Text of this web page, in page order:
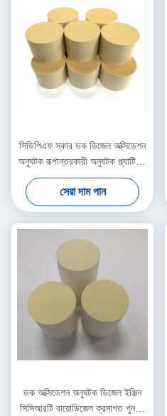
সিডিপিএফ স্কার ডক ডিজেল অক্সিডেশন
অনুঘটক রূপান্তরকারী অনুঘটক প্ল্যাটিনাম
চিকিত্সা বায়বীয় দূষণকারী
সেরা দাম পান
ডক অক্সিডেশন অনুঘটক ডিজেল ইঞ্জিন
সিসিআরটি বায়োডিজেল ক্রমাগত পুনর্জন্ম